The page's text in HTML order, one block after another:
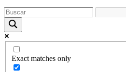
Exact matches only